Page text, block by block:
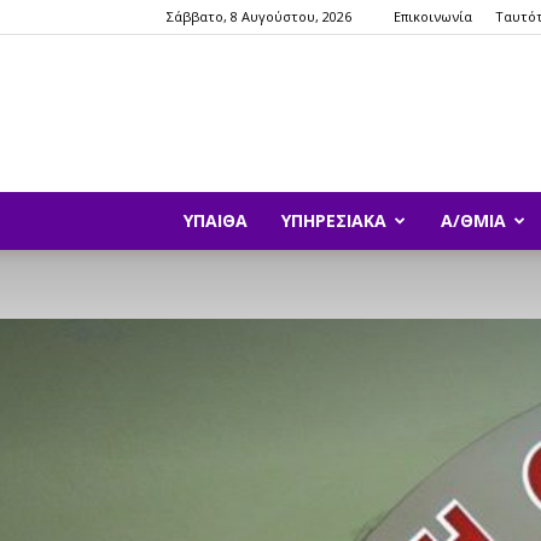
Σάββατο, 8 Αυγούστου, 2026 Επικοινωνία
ΥΠΑΙΘΑ ΥΠΗΡΕΣΙΑΚΆ Α/ΘΜΙΑ